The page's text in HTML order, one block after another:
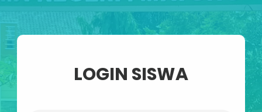
LOGIN SISWA